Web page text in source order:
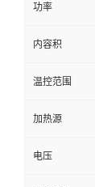
功率
内容积
温控范围
加热源
电压